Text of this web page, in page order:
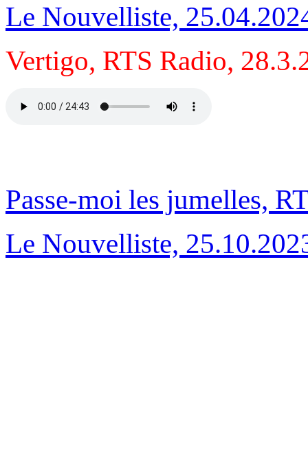
Le Nouvelliste,
Vertigo, RTS Radio,
Passe-moi les jumelles,
Le Nouvelliste,